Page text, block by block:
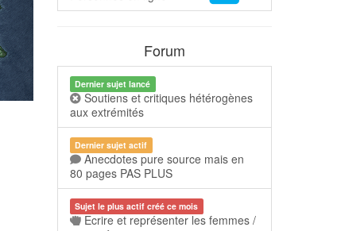
Forum
Dernier sujet lancé
Soutiens et critiques hétérogènes
aux extrémités
Dernier sujet actif
Anecdotes pure source mais en
80 pages PAS PLUS
Sujet le plus actif créé ce mois
Ecrire et représenter les femmes /